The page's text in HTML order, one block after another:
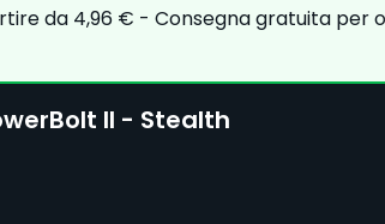
da 4,96 € - Consegna gratuita per
II - Stealth